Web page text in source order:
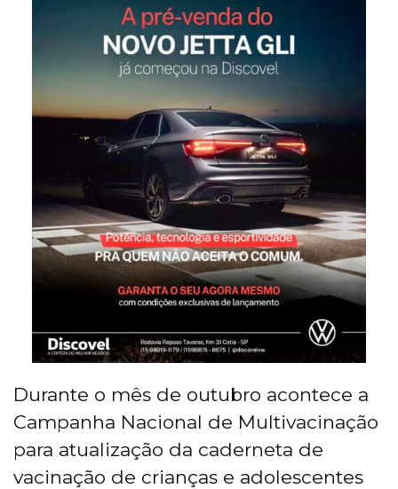
Durante o mês de outubro acontece a
Campanha Nacional de Multivacinação
para atualização da caderneta de
vacinação de crianças e adolescentes